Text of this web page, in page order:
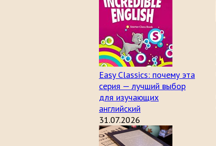
Easy Classics: почему эта
серия — лучший выбор
для изучающих
английский
31.07.2026